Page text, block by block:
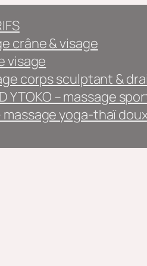
crâne & visage
visage
corps sculptant &
YTOKO – massage
massage yoga-thaï